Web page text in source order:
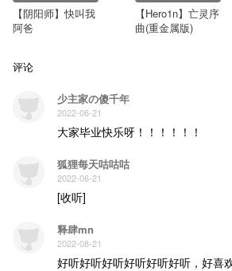
我好想你 在起风的夜里
我好想你 在人群的缝隙
你听见吗 这一句喜欢你
那些大喊过的名字 没完成的约定
全都藏在心底 开出寂寞的花
你现在在哪里 隔我多远距离
是否勇敢飞行 有没有人爱你
每当我想起你 世界突然安静
青春有你出席 不是为了让你缺席
好想沿着回忆 狂奔向你
昨日的青空
随少年 挥手消失在 人海之中
你在吗 你1能2听2到1吗6
我好想你 在起风的夜里
我好想你 在人群的缝隙
你听见吗 这一句喜欢你
【阴阳师】快叫我
阿爸
【Hero1n】亡灵序
曲(重金属版)
评论
少主家の傻千年
2022-06-21
大家毕业快乐呀！！！！！！
狐狸每天咕咕咕
2022-06-21
[收听]
释肆mn
2022-08-21
好听好听好听好听好听好听，好喜